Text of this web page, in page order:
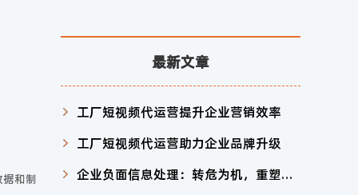
和制
最新文章
工厂短视频代运营提升企业营销效率
工厂短视频代运营助力企业品牌升级
企业负面信息处理：转危为机，重塑形象